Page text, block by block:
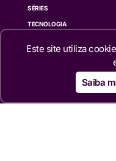
SÉRIES
TECNOLOGIA
QUEM SOMOS
Este site utiliza
Saiba